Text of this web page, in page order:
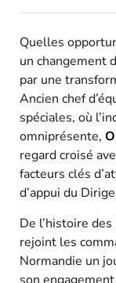
Quelles
un changement
par une
Ancien chef
spéciales, où
omniprésente,
regard croisé
facteurs clés
d’appui du
De l’histoire
rejoint les
Normandie un